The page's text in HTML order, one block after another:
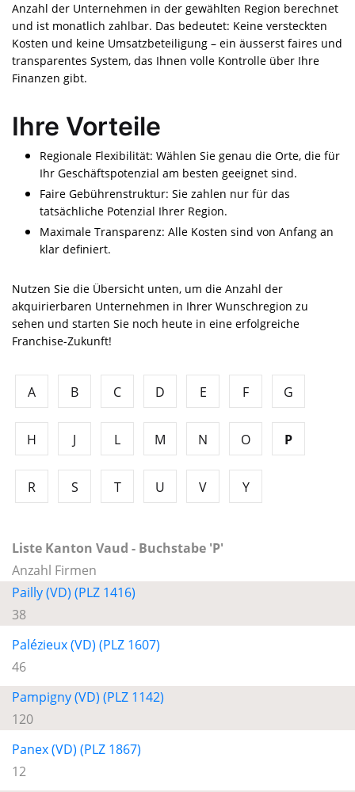
Anzahl der Unternehmen in der gewählten Region berechnet
und ist monatlich zahlbar. Das bedeutet: Keine versteckten
Kosten und keine Umsatzbeteiligung – ein äusserst faires und
transparentes System, das Ihnen volle Kontrolle über Ihre
Finanzen gibt.
Ihre Vorteile
Regionale Flexibilität: Wählen Sie genau die Orte, die für
Ihr Geschäftspotenzial am besten geeignet sind.
Faire Gebührenstruktur: Sie zahlen nur für das
tatsächliche Potenzial Ihrer Region.
Maximale Transparenz: Alle Kosten sind von Anfang an
klar definiert.
Nutzen Sie die Übersicht unten, um die Anzahl der
akquirierbaren Unternehmen in Ihrer Wunschregion zu
sehen und starten Sie noch heute in eine erfolgreiche
Franchise-Zukunft!
A B C D E F G
H J L M N O P
R S T U V Y
Liste Kanton Vaud - Buchstabe 'P'
Anzahl Firmen
Pailly (VD) (PLZ 1416)
38
Palézieux (VD) (PLZ 1607)
46
Pampigny (VD) (PLZ 1142)
120
Panex (VD) (PLZ 1867)
12